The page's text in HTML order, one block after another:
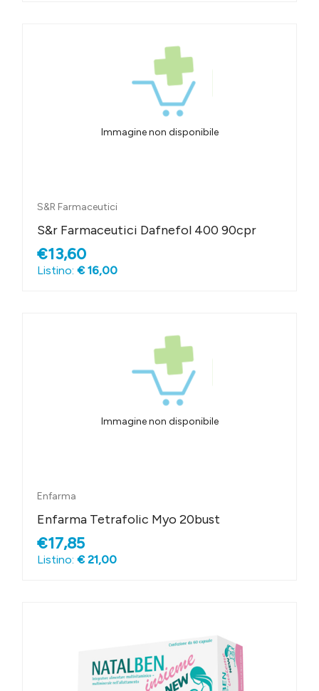
Immagine non disponibile
S&R Farmaceutici
S&r Farmaceutici Dafnefol 400 90cpr
€13,60
Listino: € 16,00
Immagine non disponibile
Enfarma
Enfarma Tetrafolic Myo 20bust
€17,85
Listino: € 21,00